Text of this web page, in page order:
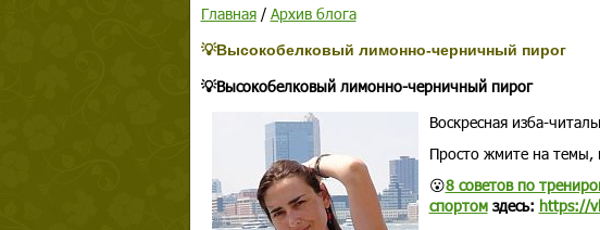
Главная/ Архив блога
💡Высокобелковый лимонно-черничный пирог
💡Высокобелковый лимонно-черничный пирог
Воскресная изба-
Просто жмите на темы,
😮8 советов по
спортомздесь: https://